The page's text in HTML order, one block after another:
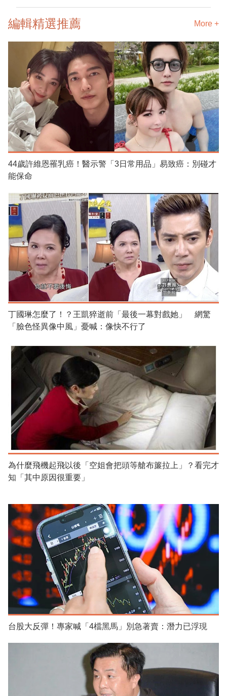
編輯精選推薦 More +
44歲許維恩罹乳癌！醫示警「3日常用品」易致癌：別碰才
能保命
丁國琳怎麼了！？王凱猝逝前「最後一幕對戲她」 網驚
「臉色怪異像中風」憂喊：像快不行了
為什麼飛機起飛以後「空姐會把頭等艙布簾拉上」？看完才
知「其中原因很重要」
台股大反彈！專家喊「4檔黑馬」別急著賣：潛力已浮現